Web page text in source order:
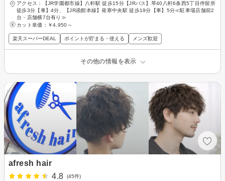
アクセス：【JR学園都市線】八軒駅 徒歩15分【JRバス】琴40八軒6条西5丁目停留所
徒歩3分【車】4分、【JR函館本線】発寒中央駅 徒歩19分【車】5分≪駐車場店舗前2
台・店舗横7台有り≫
カット単価： ￥4,950～
楽天スーパーDEAL ポイントが貯まる・使える メンズ歓迎
その他の情報を表示
afresh hair
4.8
(45件)